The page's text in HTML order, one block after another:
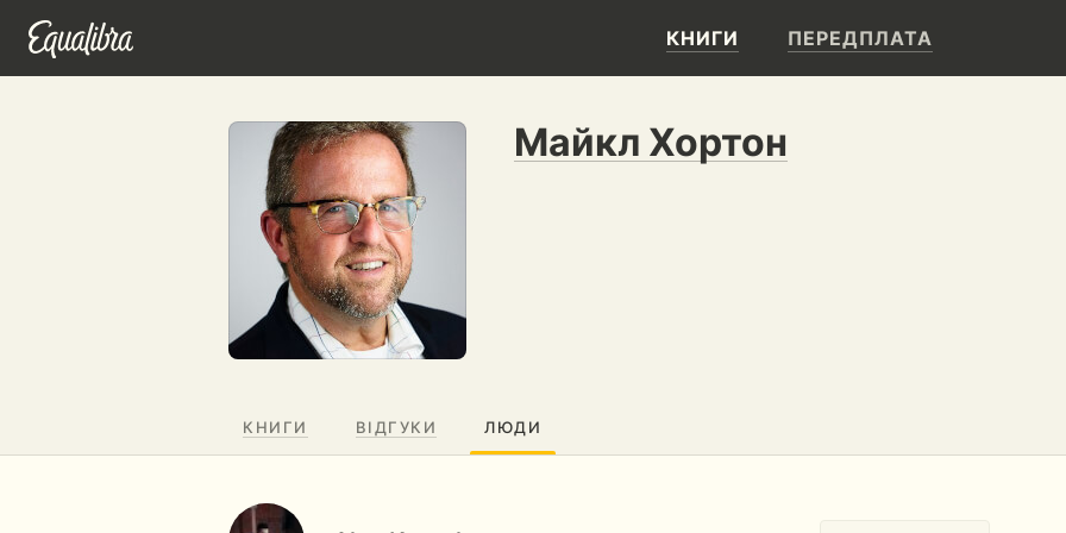
КНИГИ ПЕРЕДПЛАТА
Майкл Хортон
КНИГИ ВІДГУКИ ЛЮДИ